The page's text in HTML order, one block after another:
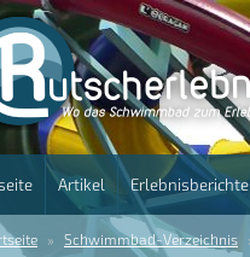
Artikel Erlebnisberichte
Schwimmbad-Verzeichnis